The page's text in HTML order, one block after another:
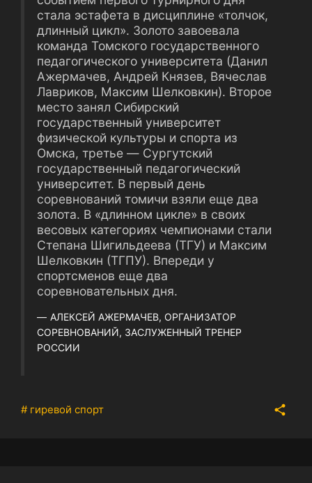
стала эстафета в дисциплине «толчок,
длинный цикл». Золото завоевала
команда Томского государственного
педагогического университета (Данил
Ажермачев, Андрей Князев, Вячеслав
Лавриков, Максим Шелковкин). Второе
место занял Сибирский
государственный университет
физической культуры и спорта из
Омска, третье ― Сургутский
государственный педагогический
университет. В первый день
соревнований томичи взяли еще два
золота. В «длинном цикле» в своих
весовых категориях чемпионами стали
Степана Шигильдеева (ТГУ) и Максим
Шелковкин (ТГПУ). Впереди у
спортсменов еще два
соревновательных дня.
АЛЕКСЕЙ АЖЕРМАЧЕВ, ОРГАНИЗАТОР
СОРЕВНОВАНИЙ, ЗАСЛУЖЕННЫЙ ТРЕНЕР
РОССИИ
# гиревой спорт